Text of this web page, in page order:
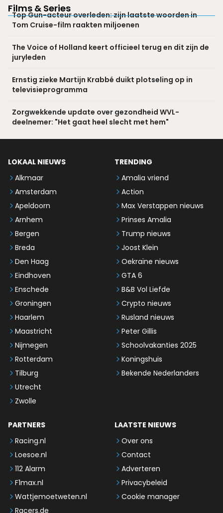
Films & Series
Top Gun-acteur overleden: zijn laatste woorden in
Tom Cruise-film raakten miljoenen
The Voice of Holland keert officieel terug en dit zijn de
juryleden
Ernstig zieke Martijn Krabbé duikt plotseling op in
televisieprogramma
Zorgwekkende update over gezondheid WVL-
deelnemer: "Het gaat heel slecht met hem"
LOKAAL NIEUWS
Alkmaar
Amsterdam
Apeldoorn
Arnhem
Bergen
Breda
Den Haag
Eindhoven
Enschede
Groningen
Haarlem
Maastricht
Nijmegen
Rotterdam
Tilburg
Utrecht
Zwolle
TRENDING
Amalia vriend
Action
Max Verstappen nieuws
Prinses Amalia
Trump nieuws
Joost Klein
Oekraïne nieuws
GTA 6
B&B Vol Liefde
Crypto nieuws
Rusland nieuws
Peter Gillis
Schoolvakanties 2025
Koningshuis
Bekende Nederlanders
PARTNERS
Racing.nl
Loesoe.nl
112 Alarm
F1max.nl
Wattjemoetweten.nl
Racers.de
LAATSTE NIEUWS
Over ons
Contact
Adverteren
Privacybeleid
Cookie manager